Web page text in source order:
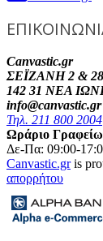
Canvastic.gr
ΣΕΪΖΑΝΗ 2 &
142 31 ΝΕΑ
info@canvastic.gr
Τηλ. 211 800 2004
Ωράριο
Δε-Πα: 09:00-
Canvastic.gris
απορρήτου